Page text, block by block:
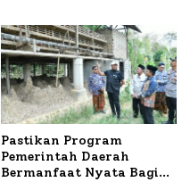
Pastikan Program
Pemerintah Daerah
Bermanfaat Nyata Bagi